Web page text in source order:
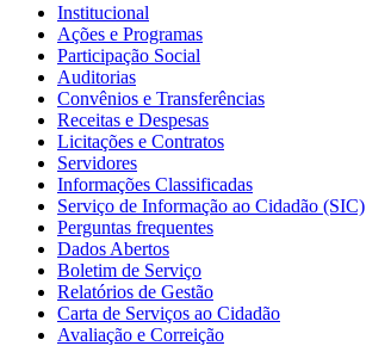
Institucional
Ações e Programas
Participação Social
Auditorias
Convênios e Transferências
Receitas e Despesas
Licitações e Contratos
Servidores
Informações Classificadas
Serviço de Informação ao Cidadão (SIC)
Perguntas frequentes
Dados Abertos
Boletim de Serviço
Relatórios de Gestão
Carta de Serviços ao Cidadão
Avaliação e Correição